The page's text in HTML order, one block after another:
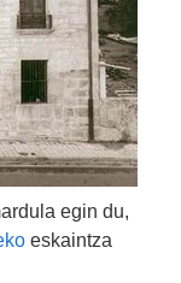
egin du,
eskaintza